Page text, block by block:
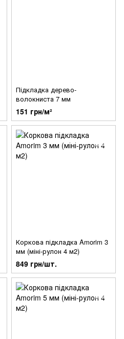
Підкладка дерево-
волокниста 7 мм
151 грн/м²
Коркова підкладка Amorim 3
мм (міні-рулон 4 м2)
849 грн/шт.